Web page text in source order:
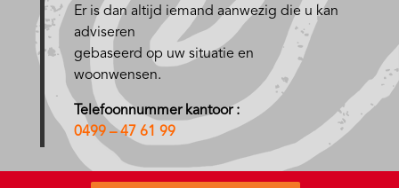
Er is dan altijd iemand aanwezig die u kan
adviseren
gebaseerd op uw situatie en
woonwensen.
Telefoonnummer kantoor :
0499 – 47 61 99